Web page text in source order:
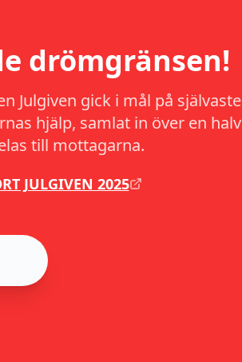
drömgränsen!
Julgiven gick i mål på självaste
hjälp, samlat in över en halv
till mottagarna.
JULGIVEN 2025